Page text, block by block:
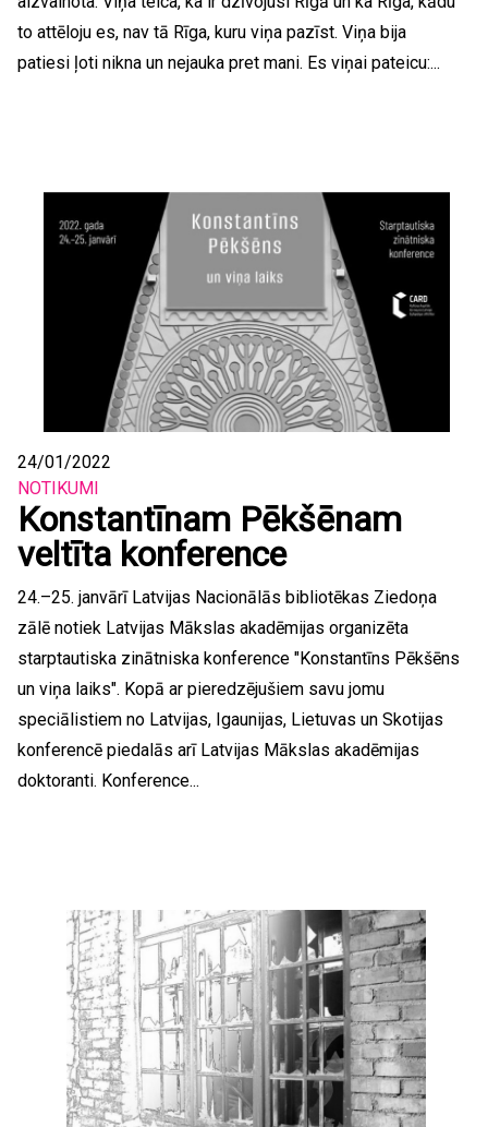
to attēloju es, nav tā Rīga, kuru viņa pazīst. Viņa bija
patiesi ļoti nikna un nejauka pret mani. Es viņai pateicu:...
24/01/2022
NOTIKUMI
Konstantīnam Pēkšēnam
veltīta konference
24.–25. janvārī Latvijas Nacionālās bibliotēkas Ziedoņa
zālē notiek Latvijas Mākslas akadēmijas organizēta
starptautiska zinātniska konference "Konstantīns Pēkšēns
un viņa laiks". Kopā ar pieredzējušiem savu jomu
speciālistiem no Latvijas, Igaunijas, Lietuvas un Skotijas
konferencē piedalās arī Latvijas Mākslas akadēmijas
doktoranti. Konference...